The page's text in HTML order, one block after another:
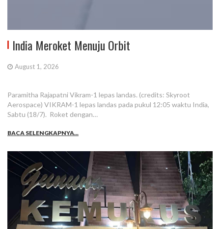
India Meroket Menuju Orbit
August 1, 2026
Paramitha Rajapatni Vikram-1 lepas landas. (credits: Skyroot
Aerospace) VIKRAM-1 lepas landas pada pukul 12:05 waktu India,
Sabtu (18/7). Roket dengan…
BACA SELENGKAPNYA...